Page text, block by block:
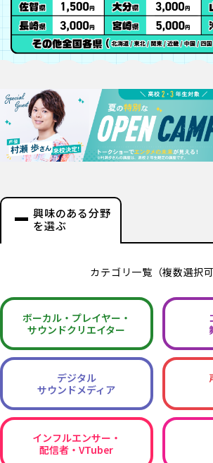
興味のある分野
を選ぶ
カテゴリ一覧（複数選択可
ボーカル・ プレイヤー・
サウンドクリエイター
デジタル
サウンドメディア
インフルエンサー・
配信者・VTuber